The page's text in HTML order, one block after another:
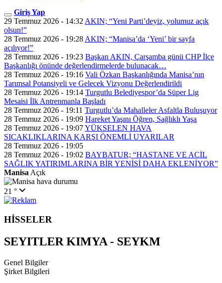
Giriş Yap
29 Temmuz 2026 - 14:32 AKIN; “Yeni Parti’deyiz, yolumuz açık
olsun!”
28 Temmuz 2026 - 19:28 AKIN; “Manisa’da ‘Yeni’ bir sayfa
açılıyor!”
28 Temmuz 2026 - 19:23 Başkan AKIN, Çarşamba günü CHP İlçe
Başkanlığı önünde değerlendirmelerde bulunacak…
28 Temmuz 2026 - 19:16 Vali Özkan Başkanlığında Manisa’nın
Tarımsal Potansiyeli ve Gelecek Vizyonu Değerlendirildi
28 Temmuz 2026 - 19:14 Turgutlu Belediyespor’da Süper Lig
Mesaisi İlk Antrenmanla Başladı
28 Temmuz 2026 - 19:11 Turgutlu’da Mahalleler Asfaltla Buluşuyor
28 Temmuz 2026 - 19:09 Hareket Yaşını Öğren, Sağlıklı Yaşa
28 Temmuz 2026 - 19:07YÜKSELEN HAVA
SICAKLIKLARINA KARŞI ÖNEMLİ UYARILAR
28 Temmuz 2026 - 19:05
28 Temmuz 2026 - 19:02 BAYBATUR; “HASTANE VE ACİL
SAĞLIK YATIRIMLARINA BİR YENİSİ DAHA EKLENİYOR”
Manisa Açık
21 °
HİSSELER
SEYITLER KIMYA - SEYKM
Genel Bilgiler
Şirket Bilgileri